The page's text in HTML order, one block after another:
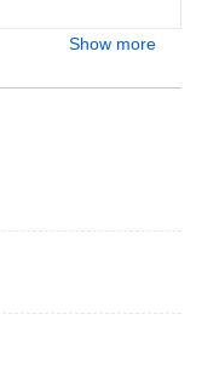
Show more